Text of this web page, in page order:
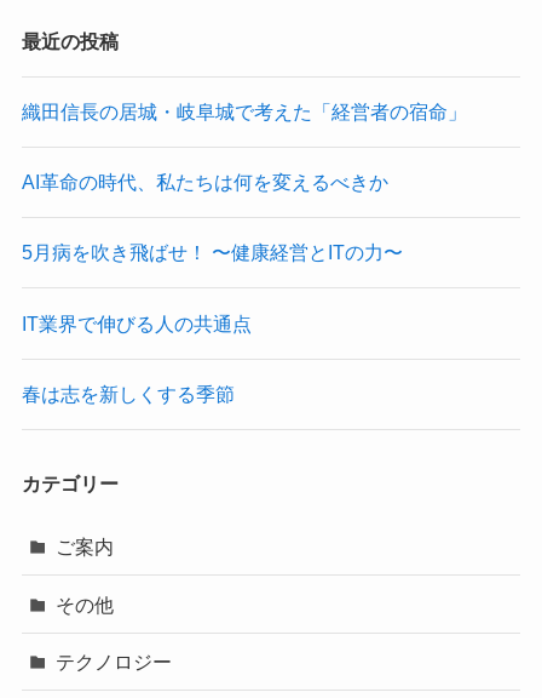
最近の投稿
織田信長の居城・岐阜城で考えた「経営者の宿命」
AI革命の時代、私たちは何を変えるべきか
5月病を吹き飛ばせ！ 〜健康経営とITの力〜
IT業界で伸びる人の共通点
春は志を新しくする季節
カテゴリー
ご案内
その他
テクノロジー